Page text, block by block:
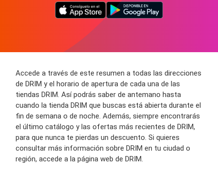
Accede a través de este resumen a todas las direcciones
de DRIM y el horario de apertura de cada una de las
tiendas DRIM. Así podrás saber de antemano hasta
cuando la tienda DRIM que buscas está abierta durante el
fin de semana o de noche. Además, siempre encontrarás
el último catálogo y las ofertas más recientes de DRIM,
para que nunca te pierdas un descuento. Si quieres
consultar más información sobre DRIM en tu ciudad o
región, accede a la página web de DRIM.